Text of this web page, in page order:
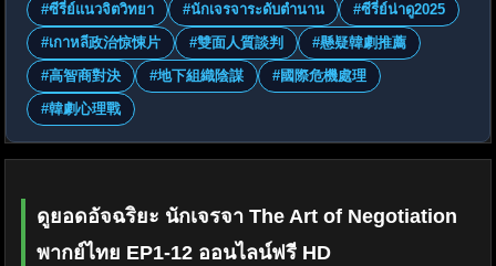
#ซีรี่ย์แนวจิตวิทยา
#นักเจรจาระดับตำนาน
#ซีรี่ย์น่าดู2025
#เกาหลี政治惊悚片
#雙面人質談判
#懸疑韓劇推薦
#高智商對決
#地下組織陰謀
#國際危機處理
#韓劇心理戰
ดูยอดอัจฉริยะ นักเจรจา The Art of Negotiation
พากย์ไทย EP1-12 ออนไลน์ฟรี HD